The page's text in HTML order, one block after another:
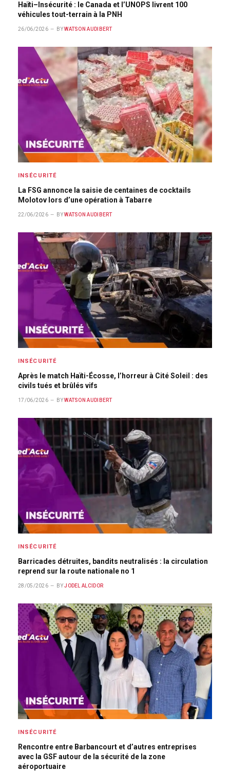
Haïti–Insécurité : le Canada et l’UNOPS livrent 100
véhicules tout-terrain à la PNH
26/06/2026 BY WATSON AUDIBERT
INSÉCURITÉ
La FSG annonce la saisie de centaines de cocktails
Molotov lors d’une opération à Tabarre
22/06/2026 BY WATSON AUDIBERT
INSÉCURITÉ
Après le match Haïti-Écosse, l’horreur à Cité Soleil : des
civils tués et brûlés vifs
17/06/2026 BY WATSON AUDIBERT
INSÉCURITÉ
Barricades détruites, bandits neutralisés : la circulation
reprend sur la route nationale no 1
28/05/2026 BY JODEL ALCIDOR
INSÉCURITÉ
Rencontre entre Barbancourt et d’autres entreprises
avec la GSF autour de la sécurité de la zone
aéroportuaire